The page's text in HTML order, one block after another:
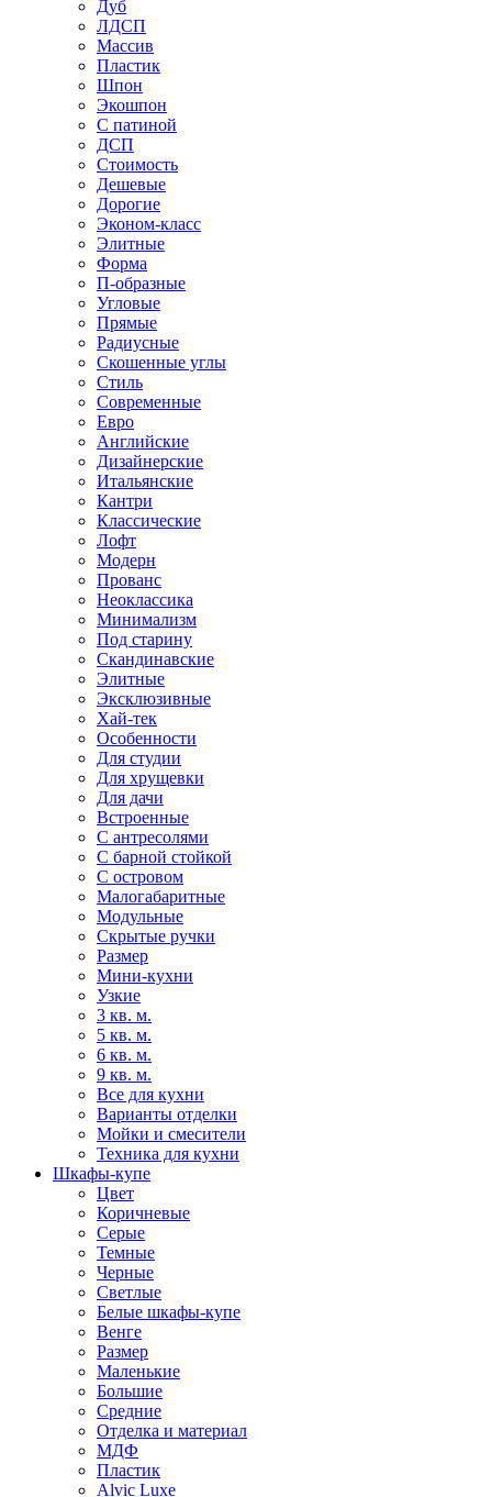
Дуб
ЛДСП
Массив
Пластик
Шпон
Экошпон
С патиной
ДСП
Стоимость
Дешевые
Дорогие
Эконом-класс
Элитные
Форма
П-образные
Угловые
Прямые
Радиусные
Скошенные углы
Стиль
Современные
Евро
Английские
Дизайнерские
Итальянские
Кантри
Классические
Лофт
Модерн
Прованс
Неоклассика
Минимализм
Под старину
Скандинавские
Элитные
Эксклюзивные
Хай-тек
Особенности
Для студии
Для хрущевки
Для дачи
Встроенные
С антресолями
С барной стойкой
С островом
Малогабаритные
Модульные
Скрытые ручки
Размер
Мини-кухни
Узкие
3 кв. м.
5 кв. м.
6 кв. м.
9 кв. м.
Все для кухни
Варианты отделки
Мойки и смесители
Техника для кухни
Шкафы-купе
Цвет
Коричневые
Серые
Темные
Черные
Светлые
Белые шкафы-купе
Венге
Размер
Маленькие
Большие
Средние
Отделка и материал
МДФ
Пластик
Alvic Luxe